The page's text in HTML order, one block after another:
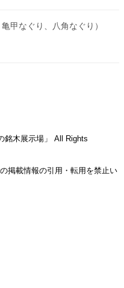
甲なぐり、八角なぐり）
銘木展示場」 All Rights
掲載情報の引用・転用を禁止い